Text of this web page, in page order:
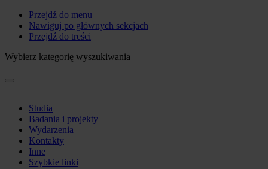
Przejdź do menu
Nawiguj po głównych sekcjach
Przejdź do treści
Wybierz kategorię wyszukiwania
Studia
Badania i projekty
Wydarzenia
Kontakty
Inne
Szybkie linki